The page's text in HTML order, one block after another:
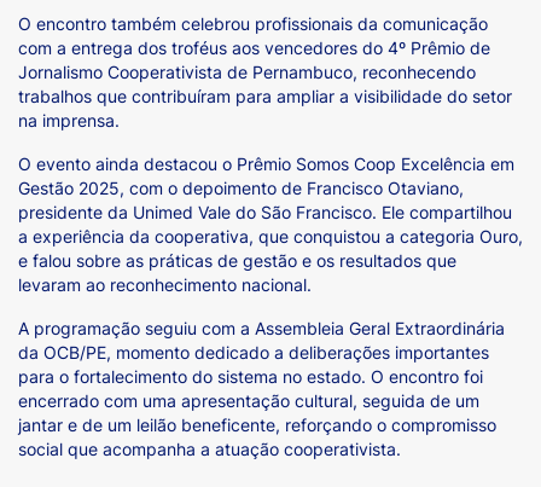
O encontro também celebrou profissionais da comunicação
com a entrega dos troféus aos vencedores do 4º Prêmio de
Jornalismo Cooperativista de Pernambuco, reconhecendo
trabalhos que contribuíram para ampliar a visibilidade do setor
na imprensa.
O evento ainda destacou o Prêmio Somos Coop Excelência em
Gestão 2025, com o depoimento de Francisco Otaviano,
presidente da Unimed Vale do São Francisco. Ele compartilhou
a experiência da cooperativa, que conquistou a categoria Ouro,
e falou sobre as práticas de gestão e os resultados que
levaram ao reconhecimento nacional.
A programação seguiu com a Assembleia Geral Extraordinária
da OCB/PE, momento dedicado a deliberações importantes
para o fortalecimento do sistema no estado. O encontro foi
encerrado com uma apresentação cultural, seguida de um
jantar e de um leilão beneficente, reforçando o compromisso
social que acompanha a atuação cooperativista.